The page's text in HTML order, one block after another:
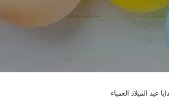
عيد الميلاد العمياء